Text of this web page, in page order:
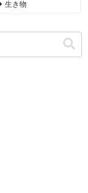
生き物